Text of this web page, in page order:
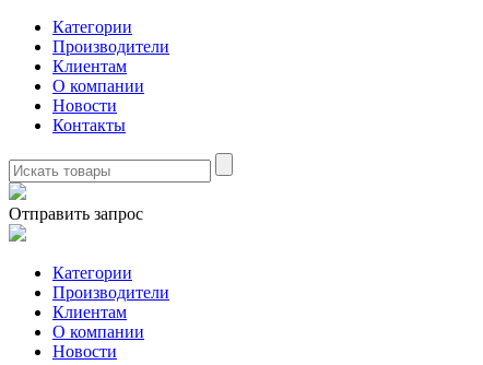
Категории
Производители
Клиентам
О компании
Новости
Контакты
Отправить запрос
Категории
Производители
Клиентам
О компании
Новости